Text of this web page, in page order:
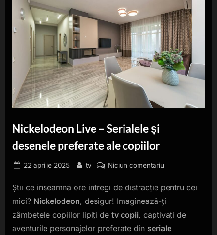
Nickelodeon Live – Serialele și
desenele preferate ale copiilor
Posted
22 aprilie 2025 By
tv Niciun comentariula
Live
–
și
desenele
Știi ce înseamnă ore întregi de distracție pentru cei
mici? Nickelodeon, desigur! Imaginează-ți
zâmbetele copiilor lipiți de tv copii, captivați de
aventurile personajelor preferate din seriale